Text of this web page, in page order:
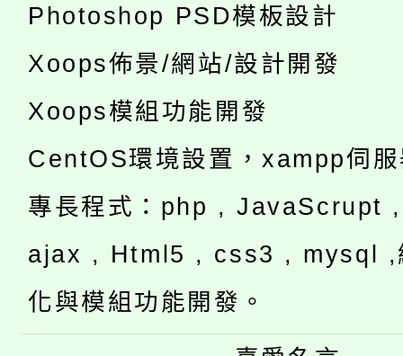
Photoshop PSD模板設計
Xoops佈景/網站/設計開發
Xoops模組功能開發
CentOS環境設置，xampp伺
專長程式：php , JavaScrupt
ajax , Html5 , css3 , mysql ,
化與模組功能開發。